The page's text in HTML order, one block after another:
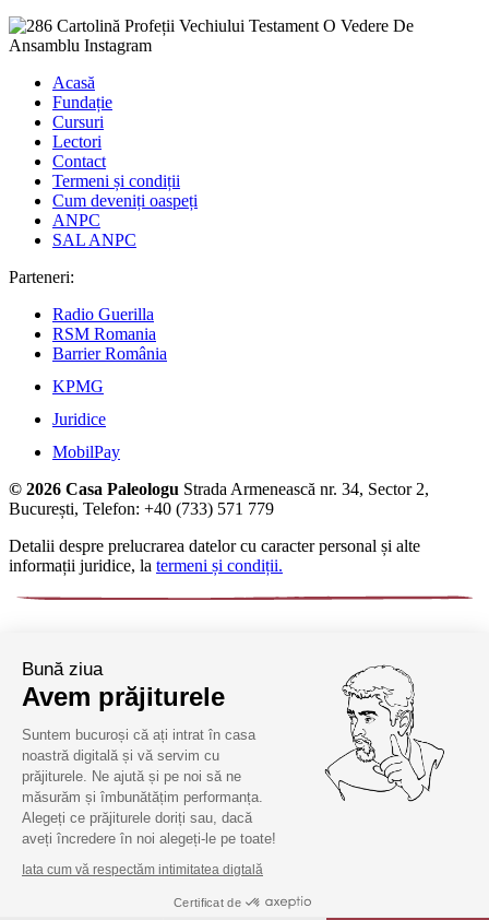
Acasă
Fundație
Cursuri
Lectori
Contact
Termeni și condiții
Cum deveniți oaspeți
ANPC
SAL ANPC
Parteneri:
Radio Guerilla
RSM Romania
Barrier România
KPMG
Juridice
MobilPay
© 2026 Casa Paleologu Strada Armenească nr. 34, Sector 2,
București, Telefon: +40 (733) 571 779
Detalii despre prelucrarea datelor cu caracter personal și alte
informații juridice, la termeni și condiții.
Bună ziua
Avem prăjiturele
Suntem bucuroși că ați intrat în casa
noastră digitală și vă servim cu
prăjiturele. Ne ajută și pe noi să ne
măsurăm și îmbunătățim performanța.
Alegeți ce prăjiturele doriți sau, dacă
aveți încredere în noi alegeți-le pe toate!
Iata cum vă respectăm intimitatea digtală
Certificat de